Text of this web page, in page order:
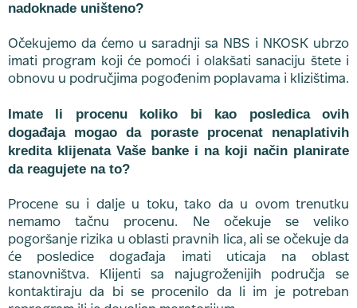
nadoknade uništeno?
Očekujemo da ćemo u saradnji sa NBS i NKOSK ubrzo
imati program koji će pomoći i olakšati sanaciju štete i
obnovu u područjima pogođenim poplavama i klizištima.
Imate li procenu koliko bi kao posledica ovih
događaja mogao da poraste procenat nenaplativih
kredita klijenata Vaše banke i na koji način planirate
da reagujete na to?
Procene su i dalje u toku, tako da u ovom trenutku
nemamo tačnu procenu. Ne očekuje se veliko
pogoršanje rizika u oblasti pravnih lica, ali se očekuje da
će posledice događaja imati uticaja na oblast
stanovništva. Klijenti sa najugroženijih područja se
kontaktiraju da bi se procenilo da li im je potreban